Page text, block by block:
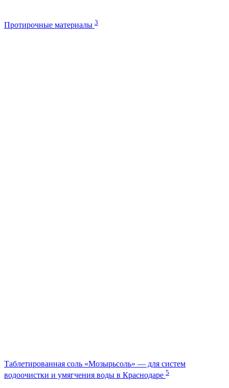
Протирочные материалы 3
Таблетированная соль «Мозырьсоль» — для систем
водоочистки и умягчения воды в Краснодаре 5